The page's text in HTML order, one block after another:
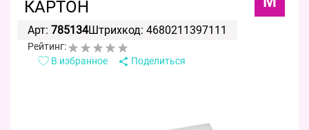
КАРТОН
Арт: 785134Штрихкод: 4680211397111
Рейтинг:
В избранное
Поделиться